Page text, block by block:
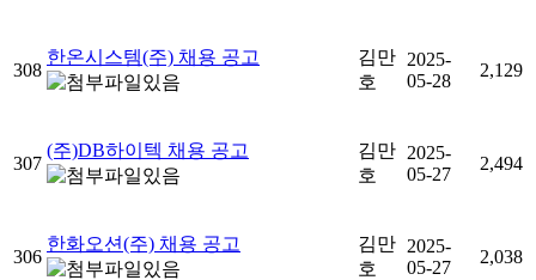
308
한온시스템(주) 채용 공고
김만
호
2025-
05-28
2,129
307
(주)DB하이텍 채용 공고
김만
호
2025-
05-27
2,494
306
한화오션(주) 채용 공고
김만
호
2025-
05-27
2,038